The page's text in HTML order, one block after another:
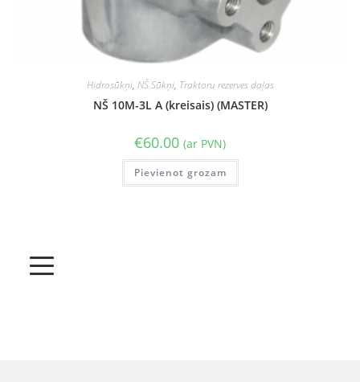
Hidrosūkņi, NŠ Sūkņi, Traktoru rezerves daļas
NŠ 10M-3L A (kreisais) (MASTER)
€60.00 (ar PVN)
Pievienot grozam